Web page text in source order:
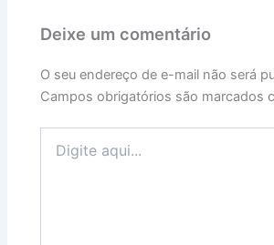
Deixe um comentário
O seu endereço de e-mail não será
Campos obrigatórios são marcados
aqui...